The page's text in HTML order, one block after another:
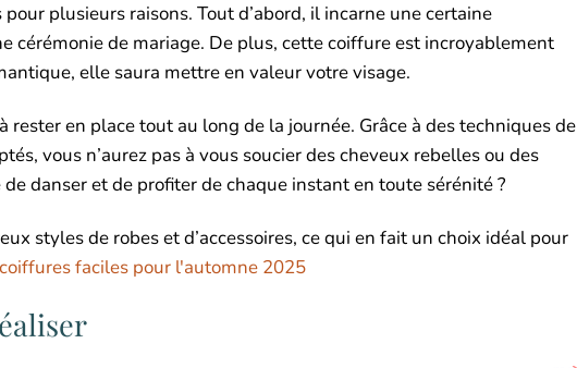
plusieurs raisons. Tout d’abord, il incarne une certaine
cérémonie de mariage. De plus, cette coiffure est incroyablement
elle saura mettre en valeur votre visage.
en place tout au long de la journée. Grâce à des techniques de
vous n’aurez pas à vous soucier des cheveux rebelles ou des
danser et de profiter de chaque instant en toute sérénité ?
styles de robes et d’accessoires, ce qui en fait un choix idéal pour
faciles pour l'automne 2025